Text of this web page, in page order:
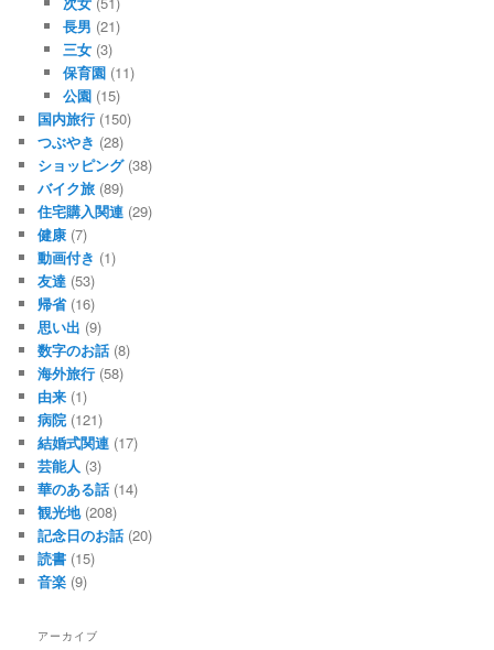
長男 (21)
三女(3)
保育園(11)
公園(15)
国内旅行 (150)
つぶやき (28)
ショッピング(38)
バイク旅 (89)
住宅購入関連 (29)
健康 (7)
動画付き (1)
友達 (53)
帰省(16)
思い出 (9)
数字のお話 (8)
海外旅行 (58)
由来 (1)
病院 (121)
結婚式関連 (17)
芸能人 (3)
華のある話 (14)
観光地(208)
記念日のお話 (20)
読書 (15)
音楽 (9)
アーカイブ